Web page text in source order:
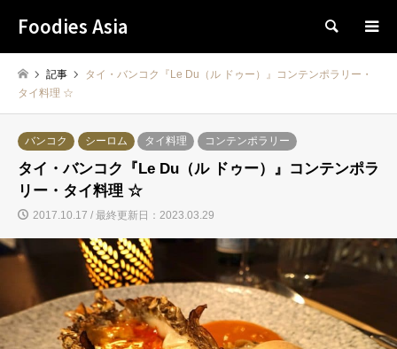
Foodies Asia 検索
記事
タイ・バンコク『Le Du（ル ドゥー）』コンテンポラリー・
タイ料理 ☆
バンコク シーロム タイ料理 コンテンポラリー
タイ・バンコク『Le Du（ル ドゥー）』コンテンポラ
リー・タイ料理 ☆
2017.10.17 / 最終更新日：2023.03.29